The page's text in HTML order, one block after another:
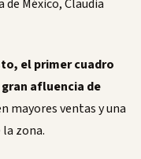
México, Claudia
el primer cuadro
afluencia de
mayores ventas y una
zona.